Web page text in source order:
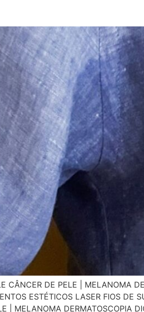
CÂNCER DE PELE | MELANOMA
ESTÉTICOS LASER FIOS DE
| MELANOMA DERMATOSCOPIA